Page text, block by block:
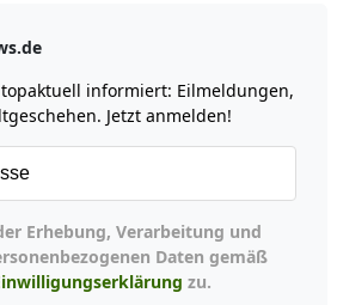
informiert: Eilmeldungen,
Jetzt anmelden!
Daten gemäß
zu.